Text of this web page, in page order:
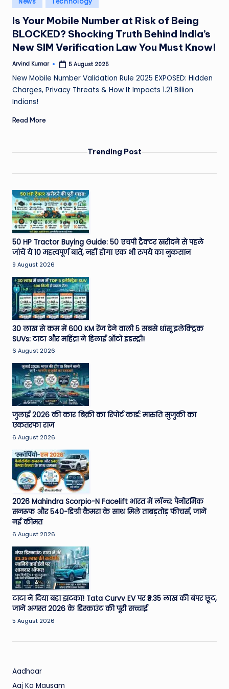
e
a
t
er
,
T
e
h
&
M
o
vi
e
N
e
w
s
A
ro
u
n
d
T
h
W
o
rl
d
in
Is Your Mobile Number at Risk of Being
BLOCKED? Shocking Truth Behind India’s
New SIM Verification Law You Must Know!
Posted
Arvind Kumar 5 August 2025
New Mobile Number Validation Rule 2025 EXPOSED: Hidden
Charges, Privacy Threats & How It Impacts 1.21 Billion
Indians!
Read More
Trending Post
50 HP Tractor Buying Guide: 50 एचपी ट्रैक्टर खरीदने से पहले
जांचें ये 10 महत्वपूर्ण बातें, नहीं होगा एक भी रुपये का नुकसान
9 August 2026
30 लाख से कम में 600 KM रेंज देने वाली 5 सबसे धांसू इलेक्ट्रिक
SUVs: टाटा और महिंद्रा ने हिलाई ऑटो इंडस्ट्री!
6 August 2026
जुलाई 2026 की कार बिक्री का रिपोर्ट कार्ड: मारुति सुजुकी का
एकतरफा राज
6 August 2026
2026 Mahindra Scorpio-N Facelift भारत में लॉन्च: पैनोरमिक
सनरूफ और 540-डिग्री कैमरा के साथ मिले ताबड़तोड़ फीचर्स, जानें
नई कीमत
6 August 2026
टाटा ने दिया बड़ा झटका! Tata Curvv EV पर ₹3.35 लाख की बंपर छूट,
जानें अगस्त 2026 के डिस्काउंट की पूरी सच्चाई
5 August 2026
Aadhaar
Aaj Ka Mausam